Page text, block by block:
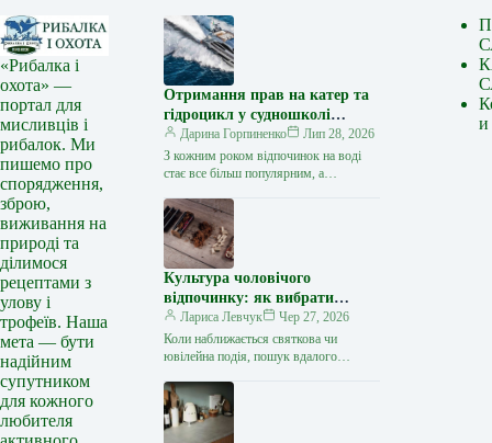
«Рибалка і
охота» —
портал для
мисливців і
рибалок. Ми
пишемо про
спорядження,
зброю,
виживання на
природі та
ділимося
рецептами з
улову і
трофеїв. Наша
мета — бути
надійним
супутником
для кожного
любителя
Отримання прав на катер та
гідроцикл у судношколі
«Либідь-А»: від теорії до
іспиту
Дарина Горпиненко
Лип 28, 2026
З кожним роком відпочинок на воді
стає все більш популярним, а
чи гідроциклом відкриває нові
горизонти…
Культура чоловічого
відпочинку: як вибрати
стильний та корисний
подарунок
Лариса Левчук
Чер 27, 2026
Коли наближається святкова чи
ювілейна подія, пошук вдалого
близької людини нерідко
перетворюється на складне завдання.
…
и